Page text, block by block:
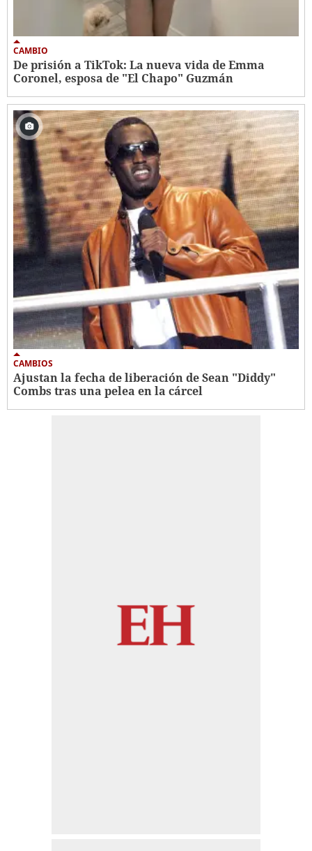
CAMBIO
De prisión a TikTok: La nueva vida de Emma
Coronel, esposa de "El Chapo" Guzmán
CAMBIOS
Ajustan la fecha de liberación de Sean "Diddy"
Combs tras una pelea en la cárcel